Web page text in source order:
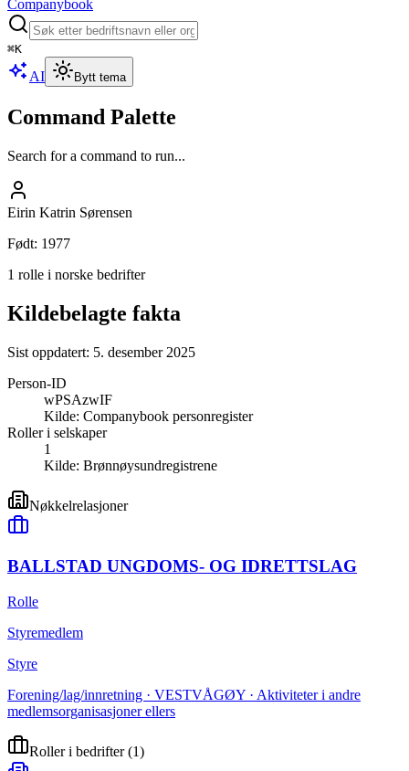
Companybook
⌘K
AI Bytt tema
Command Palette
Search for a command to run...
Eirin Katrin Sørensen
Født: 1977
1 rolle i norske bedrifter
Kildebelagte fakta
Sist oppdatert: 5. desember 2025
Person-ID
wPSAzwIF
Kilde: Companybook personregister
Roller i selskaper
1
Kilde: Brønnøysundregistrene
Nøkkelrelasjoner
BALLSTAD UNGDOMS- OG IDRETTSLAG
Rolle
Styremedlem
Styre
Forening/lag/innretning · VESTVÅGØY · Aktiviteter i andre
medlemsorganisasjoner ellers
Roller i bedrifter(1)